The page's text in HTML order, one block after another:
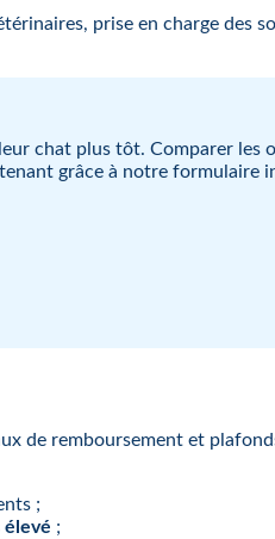
prise en charge des
chat plus tôt. Comparer les
grâce à notre formulaire
de remboursement et
;
élevé ;